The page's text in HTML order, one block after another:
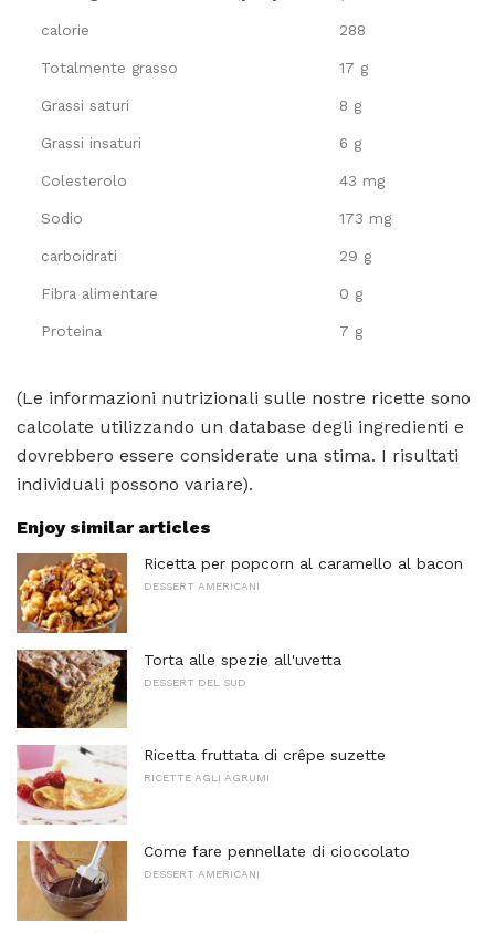
calorie 288
Totalmente grasso 17 g
Grassi saturi 8 g
Grassi insaturi 6 g
Colesterolo 43 mg
Sodio 173 mg
carboidrati 29 g
Fibra alimentare 0 g
Proteina 7 g
(Le informazioni nutrizionali sulle nostre ricette sono
calcolate utilizzando un database degli ingredienti e
dovrebbero essere considerate una stima. I risultati
individuali possono variare).
Enjoy similar articles
Ricetta per popcorn al caramello al bacon
DESSERT AMERICANI
Torta alle spezie all'uvetta
DESSERT DEL SUD
Ricetta fruttata di crêpe suzette
RICETTE AGLI AGRUMI
Come fare pennellate di cioccolato
DESSERT AMERICANI